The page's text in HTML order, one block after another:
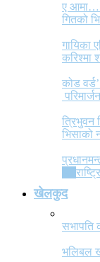
ए आमा…
गितको
गायिका
करिश्मा
कोड
परिमार्जन
त्रिभुवन
भिसाको
खेलकुद
भलिबल